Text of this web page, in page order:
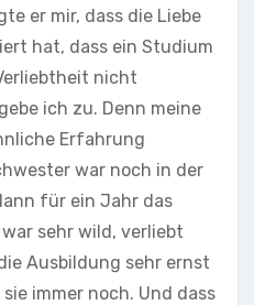
er mir, dass die Liebe
hat, dass ein Studium
nicht
ich zu. Denn meine
Erfahrung
war noch in der
für ein Jahr das
sehr wild, verliebt
Ausbildung sehr ernst
immer noch. Und dass